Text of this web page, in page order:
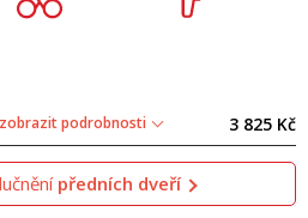
zobrazit podrobnosti 3 825 Kč
předních dveří